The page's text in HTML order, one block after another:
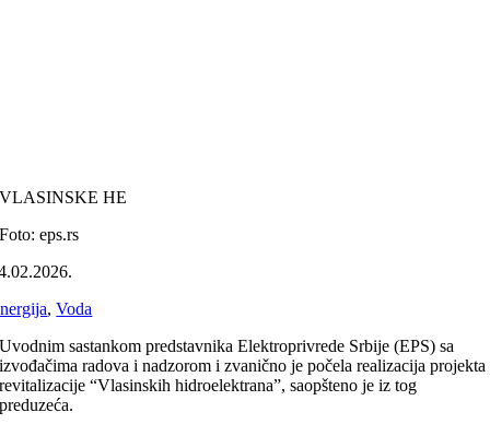
VLASINSKE HE
Foto: eps.rs
,Voda
Uvodnim sastankom predstavnika Elektroprivrede Srbije (EPS) sa
izvođačima radova i nadzorom i zvanično je počela realizacija projekta
revitalizacije “Vlasinskih hidroelektrana”, saopšteno je iz tog
preduzeća.